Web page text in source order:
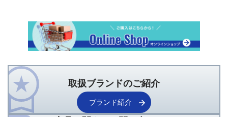
取扱ブランドのご紹介
ブランド紹介